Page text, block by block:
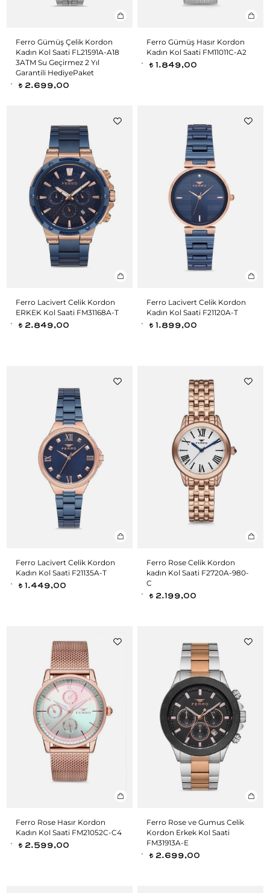
Ferro Gümüş Çelik Kordon
Kadın Kol Saati FL21591A-A18
3ATM Su Geçirmez 2 Yıl
Garantili HediyePaket
t 2.699,00
Ferro Gümüş Hasır Kordon
Kadın Kol Saati FM11011C-A2
t 1.849,00
Ferro Lacivert Celik Kordon
ERKEK Kol Saati FM31168A-T
t 2.849,00
Ferro Lacivert Celik Kordon
Kadın Kol Saati F21120A-T
t 1.899,00
Ferro Lacivert Celik Kordon
Kadın Kol Saati F21135A-T
t 1.449,00
Ferro Rose Celik Kordon
kadın Kol Saati F2720A-980-
C
t 2.199,00
Ferro Rose Hasır Kordon
Kadın Kol Saati FM21052C-C4
t 2.599,00
Ferro Rose ve Gumus Celik
Kordon Erkek Kol Saati
FM31913A-E
t 2.699,00